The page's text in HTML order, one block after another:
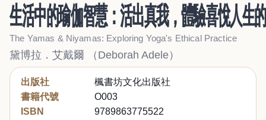
生活中的瑜伽智慧：活出真我，體驗喜悅人生
The Yamas & Niyamas: Exploring Yoga's Ethical Practice
黛博拉．艾戴爾 （Deborah Adele）
出版社
楓書坊文化出版社
書籍代號
O003
ISBN
9789863775522